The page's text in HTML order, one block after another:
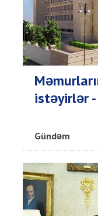
istəyirlər -
Gündəm